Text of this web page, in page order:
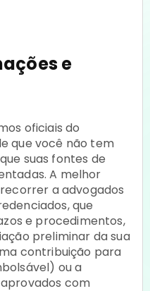
e
oficiais do
que você não tem
suas fontes de
A melhor
a advogados
que
e procedimentos,
preliminar da sua
contribuição para
ou a
com